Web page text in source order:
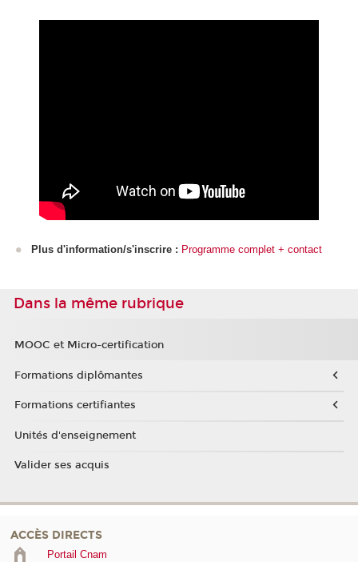
Plus d'information/s'inscrire : Programme complet + contact
Dans la même rubrique
MOOC et Micro-certification
Formations diplômantes
Formations certifiantes
Unités d'enseignement
Valider ses acquis
ACCÈS DIRECTS
Portail Cnam